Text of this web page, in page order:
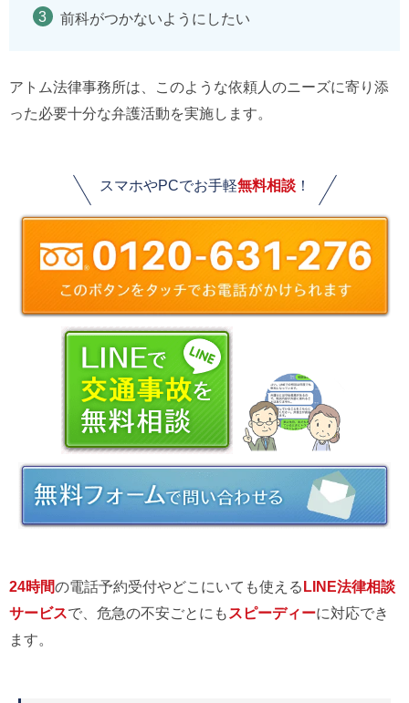
前科がつかないようにしたい
アトム法律事務所は、このような依頼人のニーズに寄り添
った必要十分な弁護活動を実施します。
スマホやPCでお手軽無料相談！
24時間の電話予約受付やどこにいても使えるLINE法律相談
サービスで、危急の不安ごとにも スピーディーに対応でき
ます。